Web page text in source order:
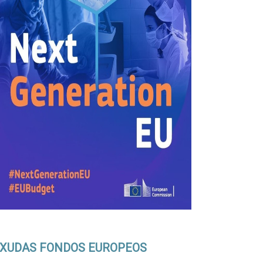
FONDOS EUROPEOS